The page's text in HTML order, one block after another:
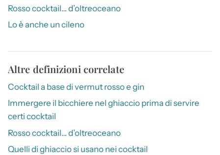
Rosso cocktail… d’oltreoceano
Lo è anche un cileno
Altre definizioni correlate
Cocktail a base di vermut rosso e gin
Immergere il bicchiere nel ghiaccio prima di servire
certi cocktail
Rosso cocktail… d’oltreoceano
Quelli di ghiaccio si usano nei cocktail